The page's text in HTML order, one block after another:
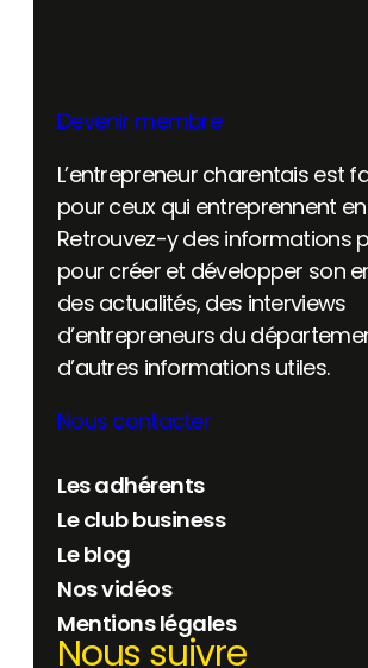
Devenir membre
L’entrepreneur charentais est
pour ceux qui entreprennent
Retrouvez-y des informations
pour créer et développer son
des actualités, des interviews
d’entrepreneurs du
d’autres informations utiles.
Nous contacter
Les adhérents
Le club business
Le blog
Nos vidéos
Mentions légales
Nous suivre